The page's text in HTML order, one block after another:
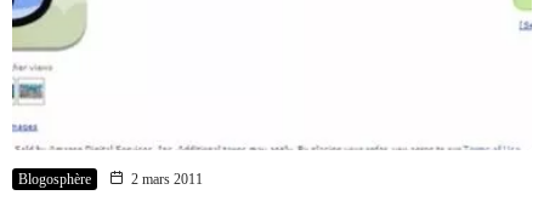
Blogosphère 2 mars 2011